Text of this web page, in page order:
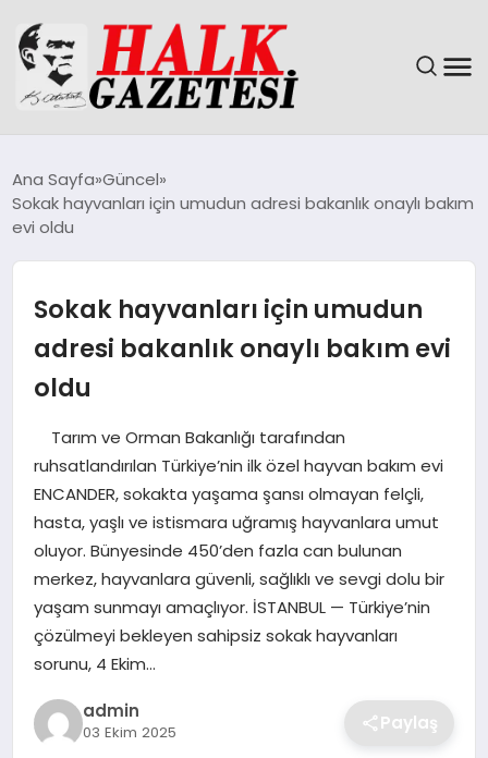
DÜNYA
MAGAZIN
SAĞLIK
SIYASET
SPOR
TEKNOLOJI
YAŞAM
Ana Sayfa Güncel
Sokak hayvanları için umudun adresi bakanlık onaylı bakım
evi oldu
Sokak hayvanları için umudun
adresi bakanlık onaylı bakım evi
oldu
Tarım ve Orman Bakanlığı tarafından
ruhsatlandırılan Türkiye’nin ilk özel hayvan bakım evi
ENCANDER, sokakta yaşama şansı olmayan felçli,
hasta, yaşlı ve istismara uğramış hayvanlara umut
oluyor. Bünyesinde 450’den fazla can bulunan
merkez, hayvanlara güvenli, sağlıklı ve sevgi dolu bir
yaşam sunmayı amaçlıyor. İSTANBUL — Türkiye’nin
çözülmeyi bekleyen sahipsiz sokak hayvanları
sorunu, 4 Ekim…
admin
03 Ekim 2025 Paylaş